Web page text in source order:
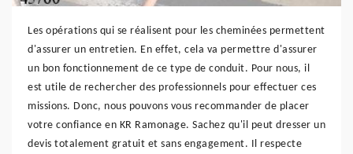
Les opérations qui se réalisent pour les cheminées permettent
d'assurer un entretien. En effet, cela va permettre d'assurer
un bon fonctionnement de ce type de conduit. Pour nous, il
est utile de rechercher des professionnels pour effectuer ces
missions. Donc, nous pouvons vous recommander de placer
votre confiance en KR Ramonage. Sachez qu'il peut dresser un
devis totalement gratuit et sans engagement. Il respecte